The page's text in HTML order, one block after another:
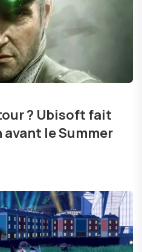
? Ubisoft fait
le Summer